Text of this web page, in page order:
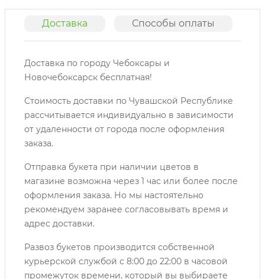
Доставка Способы оплаты
Доставка по городу Чебоксары и
Новочебоксарск бесплатная!
Стоимость доставки по Чувашской Республике
рассчитывается индивидуально в зависимости
от удаленности от города после оформления
заказа.
Отправка букета при наличии цветов в
магазине возможна через 1 час или более после
оформления заказа. Но мы настоятельно
рекомендуем заранее согласовывать время и
адрес доставки.
Развоз букетов производится собственной
курьерской службой с 8:00 до 22:00 в часовой
промежуток времени, который вы выбираете